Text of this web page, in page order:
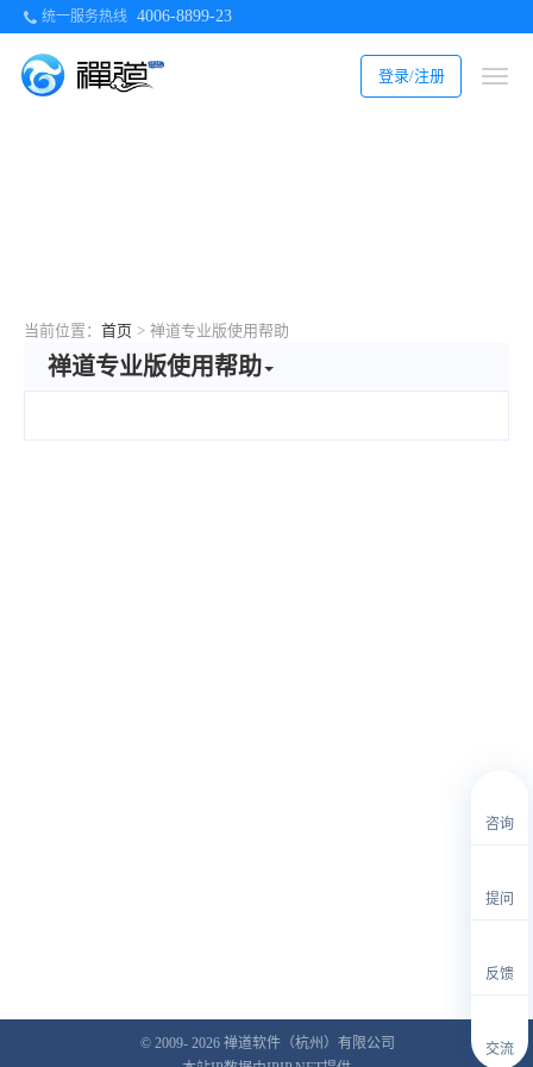
统一服务热线 4006-8899-23
登录/注册
当前位置： 首页 > 禅道专业版使用帮助
禅道专业版使用帮助
© 2009- 2026 禅道软件（杭州）有限公司
咨询
提问
反馈
交流